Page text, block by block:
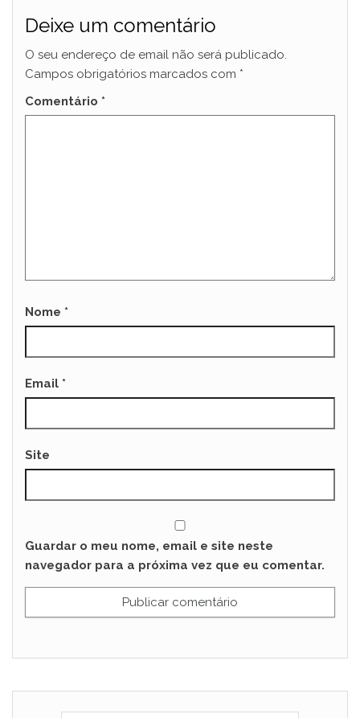
Deixe um comentário
O seu endereço de email não será publicado.
Campos obrigatórios marcados com *
Comentário *
Nome *
Email *
Site
Guardar o meu nome, email e site neste
navegador para a próxima vez que eu comentar.